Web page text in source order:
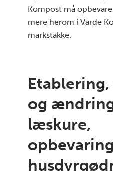
Kompost må
mere herom i Varde
markstakke.
og
læskure,